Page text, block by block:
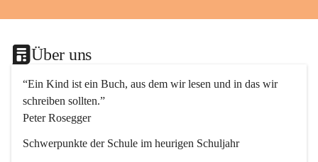
Über uns
“Ein Kind ist ein Buch, aus dem wir lesen und in das wir
schreiben sollten.”
Peter Rosegger
Schwerpunkte der Schule im heurigen Schuljahr